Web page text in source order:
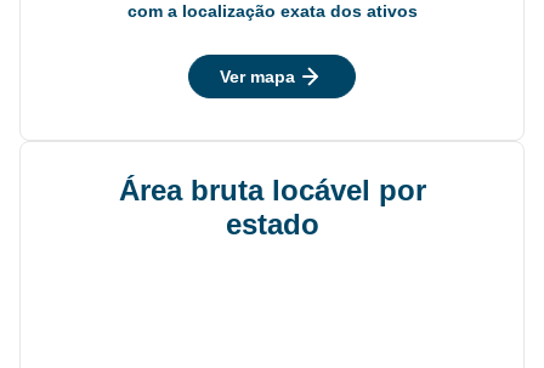
com a localização exata dos ativos
Ver mapa
Área bruta locável por
estado